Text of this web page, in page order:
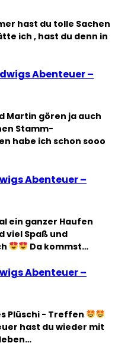
hast du tolle Sachen
ich , hast du denn in
Abenteuer –
Martin gören ja auch
Stamm-
habe ich schon sooo
Abenteuer –
ein ganzer Haufen
viel Spaß und
Da kommst…
Abenteuer –
Plüschi - Treffen
hast du wieder mit